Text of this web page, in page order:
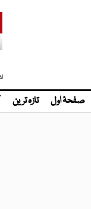
صفحۂ اول تازہ ترین